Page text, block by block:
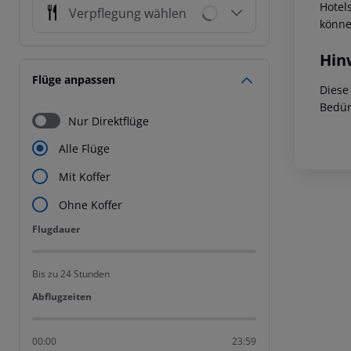
Verpflegung wählen
Flüge anpassen
Nur Direktflüge
Alle Flüge
Mit Koffer
Ohne Koffer
Flugdauer
Flugdauer
Bis zu 24 Stunden
Abflugzeiten
Abflugzeiten
00:00 23:59